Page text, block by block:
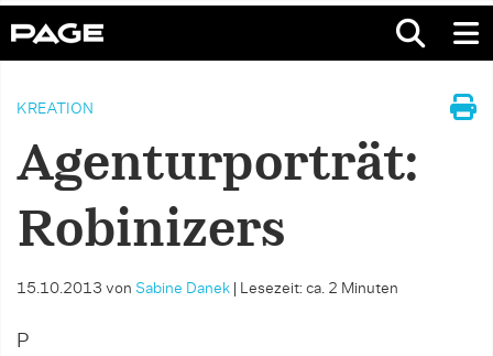
KREATION
Agenturporträt:
Robinizers
15.10.2013 von Sabine Danek Lesezeit: ca. 2 Minuten
P